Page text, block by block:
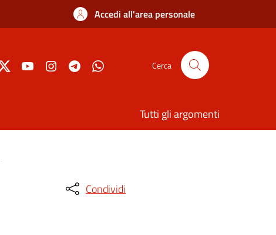
Accedi all'area personale
Cerca
Tutti gli argomenti
Condividi